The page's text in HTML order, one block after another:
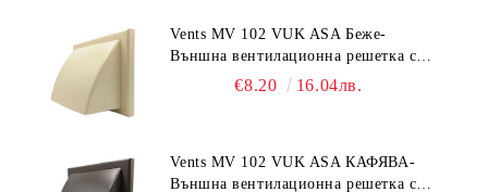
Vents MV 102 VUK ASA Беже-
Външна вентилационна решетка с
гравитачна клапа Ø 100, Ø 125,
€8.20 16.04лв.
Vents MV 102 VUK ASA КАФЯВА-
Външна вентилационна решетка с